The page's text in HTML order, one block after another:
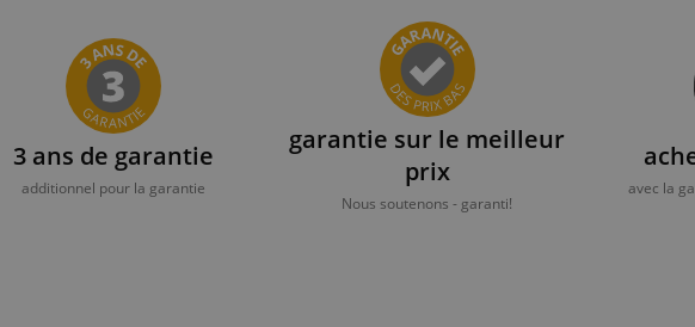
3 ans de garantie
additionnel pour la garantie
garantie sur le meilleur
prix
Nous soutenons - garanti!
avec la